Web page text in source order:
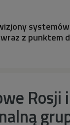
z punktem
Rosji